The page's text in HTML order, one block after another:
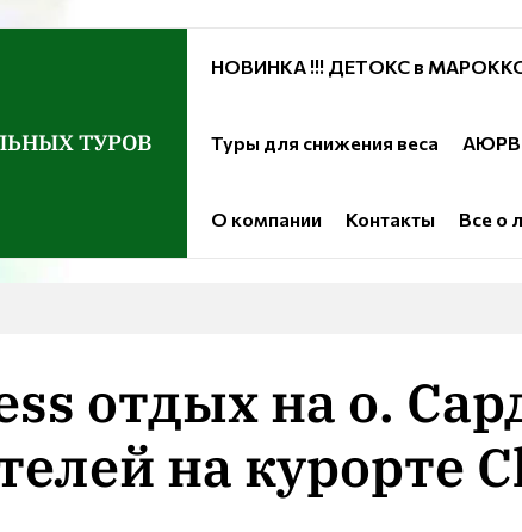
ТУРОВ
НОВИНКА !!! ДЕТОКС в
Туры для снижения веса
О компании Контакты Все о
отдых на о.
на курорте